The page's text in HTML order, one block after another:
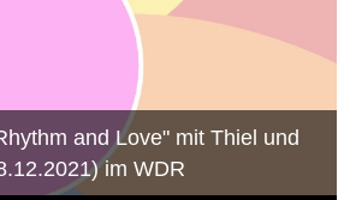
and Love" mit Thiel und
im WDR